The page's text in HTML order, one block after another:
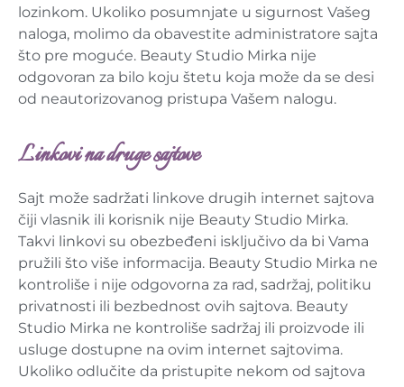
lozinkom. Ukoliko posumnjate u sigurnost Vašeg
naloga, molimo da obavestite administratore sajta
što pre moguće. Beauty Studio Mirka nije
odgovoran za bilo koju štetu koja može da se desi
od neautorizovanog pristupa Vašem nalogu.
Linkovi na druge sajtove
Sajt može sadržati linkove drugih internet sajtova
čiji vlasnik ili korisnik nije Beauty Studio Mirka.
Takvi linkovi su obezbeđeni isključivo da bi Vama
pružili što više informacija. Beauty Studio Mirka ne
kontroliše i nije odgovorna za rad, sadržaj, politiku
privatnosti ili bezbednost ovih sajtova. Beauty
Studio Mirka ne kontroliše sadržaj ili proizvode ili
usluge dostupne na ovim internet sajtovima.
Ukoliko odlučite da pristupite nekom od sajtova